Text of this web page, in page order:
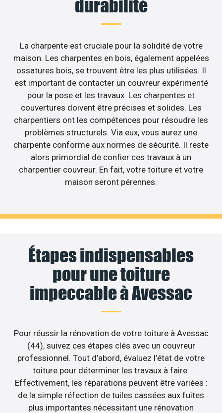
durabilité
La charpente est cruciale pour la solidité de votre
maison. Les charpentes en bois, également appelées
ossatures bois, se trouvent être les plus utilisées. Il
est important de contacter un couvreur expérimenté
pour la pose et les travaux. Les charpentes et
couvertures doivent être précises et solides. Les
charpentiers ont les compétences pour résoudre les
problèmes structurels. Via eux, vous aurez une
charpente conforme aux normes de sécurité. Il reste
alors primordial de confier ces travaux à un
charpentier couvreur. En fait, votre toiture et votre
maison seront pérennes.
Étapes indispensables
pour une toiture
impeccable à Avessac
Pour réussir la rénovation de votre toiture à Avessac
(44), suivez ces étapes clés avec un couvreur
professionnel. Tout d’abord, évaluez l’état de votre
toiture pour déterminer les travaux à faire.
Effectivement, les réparations peuvent être variées :
de la simple réfection de tuiles cassées aux fuites
plus importantes nécessitant une rénovation